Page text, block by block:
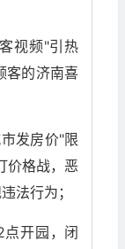
视频"引热
客的济南喜
发房价"限
价格战，恶
法行为；
开园，闭